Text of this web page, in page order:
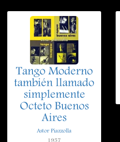
Tango Moderno
también llamado
simplemente
Octeto Buenos
Aires
Astor Piazzolla
1957